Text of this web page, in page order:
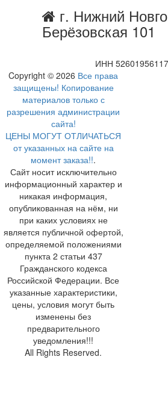
г. Нижний
Берёзовская 101
ИНН
Copyright © 2026 Все права
защищены! Копирование
материалов только с
разрешения администрации
сайта!
ЦЕНЫ МОГУТ ОТЛИЧАТЬСЯ
от указанных на сайте на
момент заказа!!.
Сайт носит исключительно
информационный характер и
никакая информация,
опубликованная на нём, ни
при каких условиях не
является публичной офертой,
определяемой положениями
пункта 2 статьи 437
Гражданского кодекса
Российской Федерации. Все
указанные характеристики,
цены, условия могут быть
изменены без
предварительного
уведомления!!!
All Rights Reserved.